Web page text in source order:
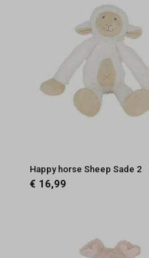
Happy horse Sheep Sade 2
€ 16,99